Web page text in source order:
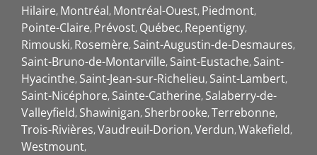
Hilaire Montréal Montréal-Ouest Piedmont
Pointe-Claire Prévost Québec Repentigny
Rimouski Rosemère Saint-Augustin-de-Desmaures
Saint-Bruno-de-Montarville Saint-Eustache Saint-
Hyacinthe Saint-Jean-sur-Richelieu Saint-Lambert
Saint-Nicéphore Sainte-Catherine Salaberry-de-
Valleyfield Shawinigan Sherbrooke Terrebonne
Trois-Rivières Vaudreuil-Dorion Verdun Wakefield
Westmount